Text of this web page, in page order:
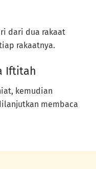
dari dua rakaat
rakaatnya.
Iftitah
kemudian
membaca